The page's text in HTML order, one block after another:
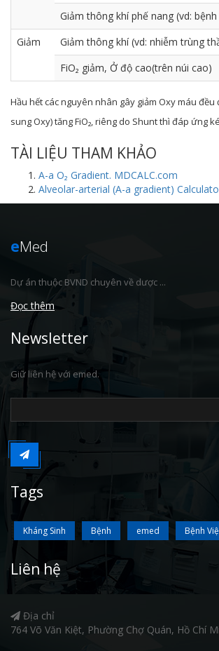
Giảm thông khí phế nang (vd:
Giảm
Giảm thông khí (vd: nhiễm trùng
FiO₂ giảm, Ở độ cao(trên núi cao)
Hầu hết các nguyên nhân gây giảm Oxy máu
sung Oxy) tăng FiO₂, riêng do Shunt thì đáp ứng
TÀI LIỆU THAM KHẢO
A-a O₂ Gradient. MDCALC.com
Alveolar-arterial (A-a gradient)
eMed
Dự án thuộc BVND chuyên về dược ...
Đọc thêm
Newsletter
Giữ liên hệ với emed.
Tags
Kháng Sinh Bệnh emed Bệnh
Liên hệ
Địa chỉ
764 Võ Văn Kiệt, Phường Chợ Quán, Hồ Chí